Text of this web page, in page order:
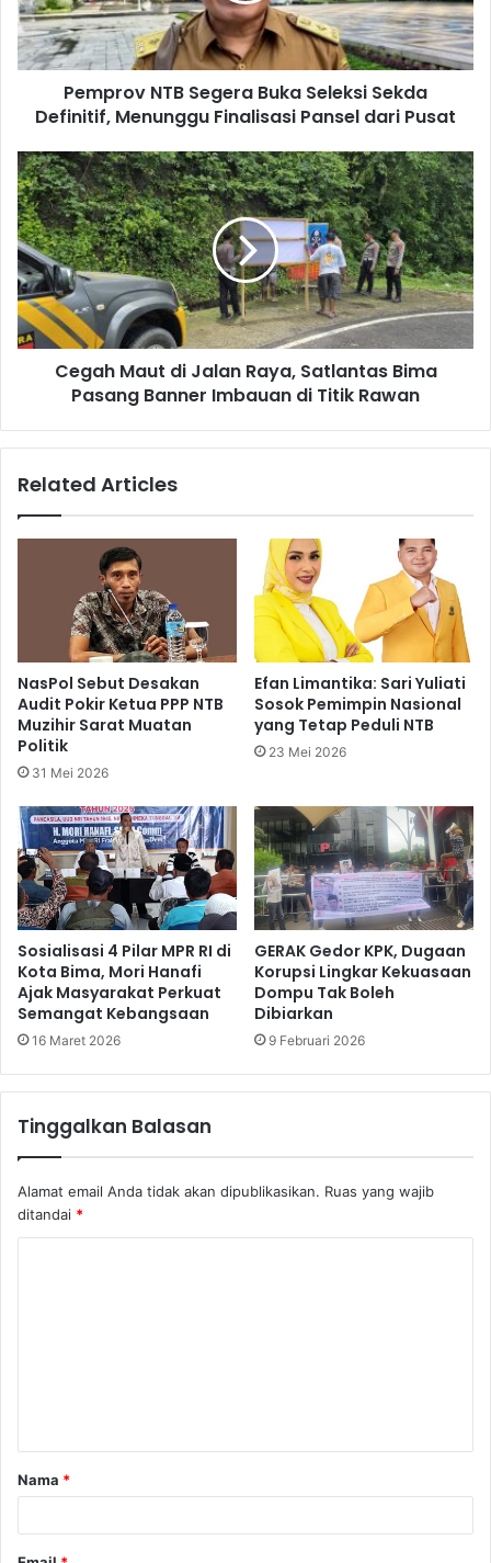
Pemprov NTB Segera Buka Seleksi Sekda
Definitif, Menunggu Finalisasi Pansel dari Pusat
Cegah Maut di Jalan Raya, Satlantas Bima
Pasang Banner Imbauan di Titik Rawan
Related Articles
NasPol Sebut Desakan
Audit Pokir Ketua PPP NTB
Muzihir Sarat Muatan
Politik
31 Mei 2026
Efan Limantika: Sari Yuliati
Sosok Pemimpin Nasional
yang Tetap Peduli NTB
23 Mei 2026
Sosialisasi 4 Pilar MPR RI di
Kota Bima, Mori Hanafi
Ajak Masyarakat Perkuat
Semangat Kebangsaan
16 Maret 2026
GERAK Gedor KPK, Dugaan
Korupsi Lingkar Kekuasaan
Dompu Tak Boleh
Dibiarkan
9 Februari 2026
Tinggalkan Balasan
Alamat email Anda tidak akan dipublikasikan. Ruas yang wajib
ditandai *
a
r
Nama *